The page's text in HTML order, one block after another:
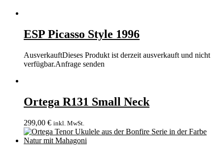
ESP Picasso Style 1996
AusverkauftDieses Produkt ist derzeit ausverkauft und nicht
verfügbar.Anfrage senden
Ortega R131 Small Neck
299,00 € inkl. MwSt.